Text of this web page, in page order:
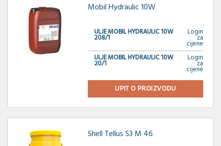
Mobil Hydraulic 10W
ULJE MOBIL HYDRAULIC 10W
208/1
Login
za
cijene
ULJE MOBIL HYDRAULIC 10W
20/1
Login
za
cijene
UPIT O PROIZVODU
Shell Tellus S3 M 46